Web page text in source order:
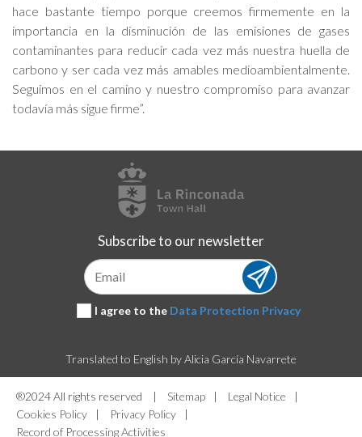
hace bastante tiempo porque creemos firmemente en la
importancia en la disminución de las emisiones de gases
contaminantes para reducir cada vez más nuestra huella de
carbono y ser cada vez más amables medioambientalmente.
Seguimos en el camino y nuestro compromiso para avanzar
todavía más sigue firme”.
Subscribe to our newsletter
I agree to the Data Protection Privacy
Translated to English by Alicia García Navarrete
®2024 All rights reserved | Sitemap | Legal Notice
|
Cookies Policy
| Privacy Policy
|
Record of Processing Activities